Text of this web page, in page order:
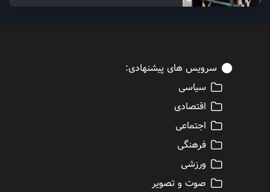
سرویس های پیشنهادی:
سیاسی
اقتصادی
اجتماعی
فرهنگی
ورزشی
صوت و تصویر